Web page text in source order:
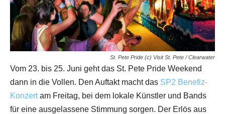
St. Pete Pride (c) Visit St. Pete / Clearwater
Vom 23. bis 25. Juni geht das St. Pete Pride Weekend
dann in die Vollen. Den Auftakt macht das SP2 Benefiz-
Konzertam Freitag, bei dem lokale Künstler und Bands
für eine ausgelassene Stimmung sorgen. Der Erlös aus